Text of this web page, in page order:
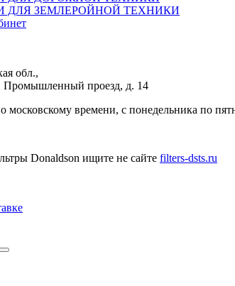
ДЛЯ ЗЕМЛЕРОЙНОЙ ТЕХНИКИ
обл.,
Промышленный проезд, д. 14
московскому времени, с понедельника по
Donaldson ищите не сайте filters-dsts.ru